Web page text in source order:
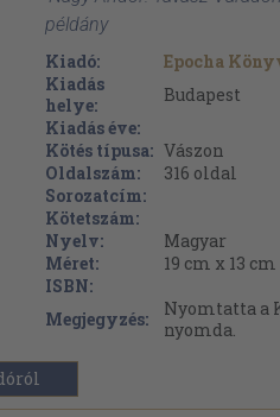
példány
Kiadó:
Epocha
Kiadás
helye:
Budapest
Kiadás éve:
Kötés típusa: Vászon
Oldalszám:
316 oldal
Sorozatcím:
Kötetszám:
Nyelv:
Magyar
Méret:
19 cm x 13 cm
ISBN:
Megjegyzés:
Nyomtatta a
nyomda.